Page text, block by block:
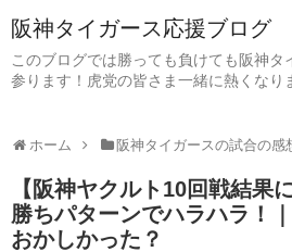
阪神タイガース応援ブログ
このブログでは勝っても負けても阪神タ
参ります！虎党の皆さま一緒に熱くなり
ホーム 阪神タイガースの試合の感
【阪神ヤクルト10回戦結果
勝ちパターンでハラハラ！
おかしかった？